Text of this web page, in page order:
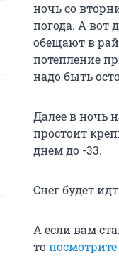
ночь со
погода. А вот
обещают в
потепление
надо быть
Далее в ночь
простоит
днем до -33.
Снег будет
А если вам
то